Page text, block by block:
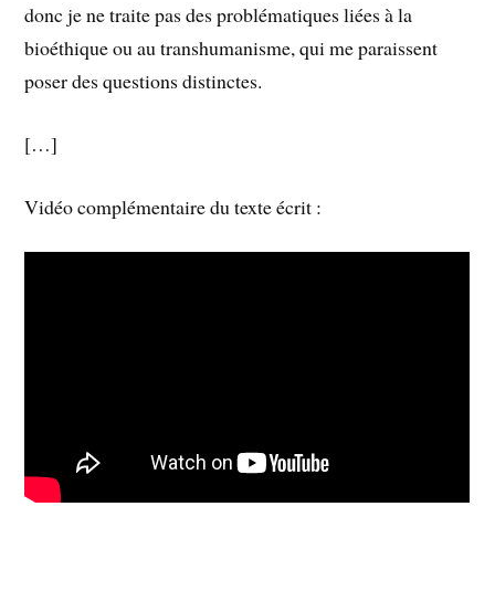
donc je ne traite pas des problématiques liées à la
bioéthique ou au transhumanisme, qui me paraissent
poser des questions distinctes.
[…]
Vidéo complémentaire du texte écrit :